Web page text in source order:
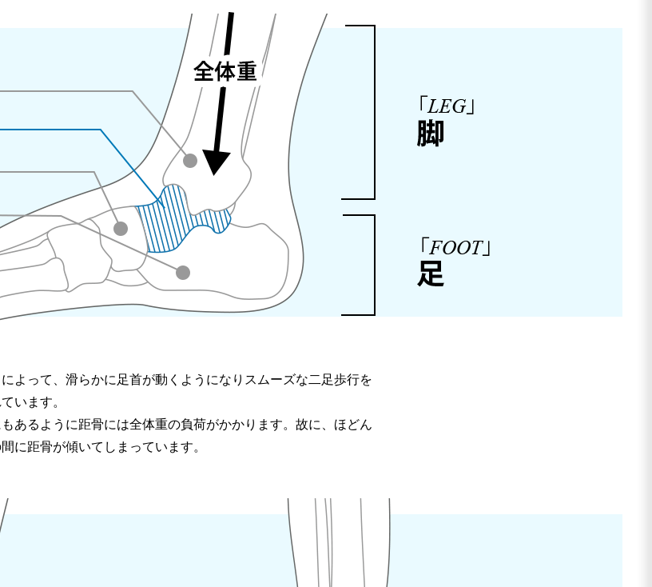
よって、滑らかに足首が動くようになりスムーズな二足歩行を
います。
あるように距骨には全体重の負荷がかかります。故に、ほどん
に距骨が傾いてしまっています。